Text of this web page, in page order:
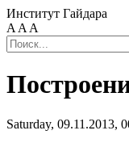
Институт Гайдара
A A A
Saturday, 09.11.2013,